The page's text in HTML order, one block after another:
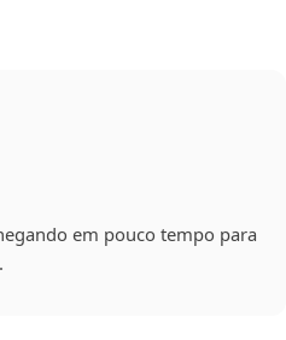
em pouco tempo para